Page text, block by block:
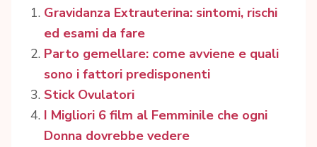
Gravidanza Extrauterina: sintomi, rischi
ed esami da fare
Parto gemellare: come avviene e quali
sono i fattori predisponenti
Stick Ovulatori
I Migliori 6 film al Femminile che ogni
Donna dovrebbe vedere